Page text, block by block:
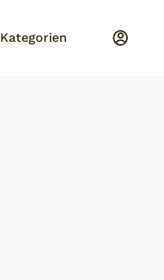
Kategorien